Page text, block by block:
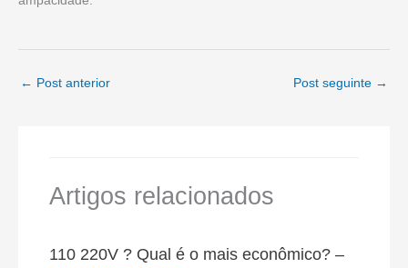
← Post anterior Post seguinte →
Artigos relacionados
110 220V ? Qual é o mais econômico? –